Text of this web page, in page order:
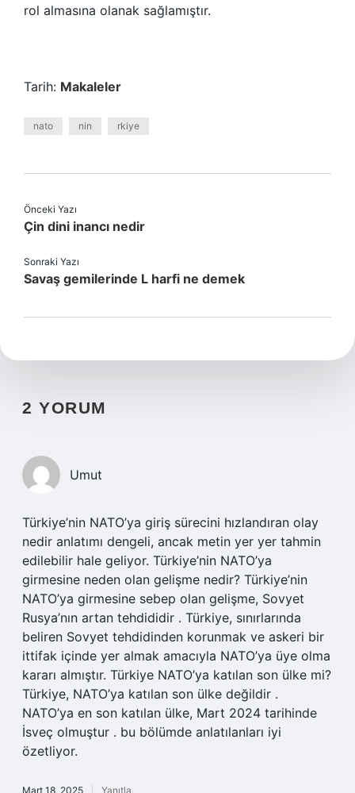
rol almasına olanak sağlamıştır.
Tarih: Makaleler
nato nin rkiye
Önceki Yazı
Çin dini inancı nedir
Sonraki Yazı
Savaş gemilerinde L harfi ne demek
2 YORUM
Umut
Türkiye’nin NATO’ya giriş sürecini hızlandıran olay
nedir anlatımı dengeli, ancak metin yer yer tahmin
edilebilir hale geliyor. Türkiye’nin NATO’ya
girmesine neden olan gelişme nedir? Türkiye’nin
NATO’ya girmesine sebep olan gelişme, Sovyet
Rusya’nın artan tehdididir . Türkiye, sınırlarında
beliren Sovyet tehdidinden korunmak ve askeri bir
ittifak içinde yer almak amacıyla NATO’ya üye olma
kararı almıştır. Türkiye NATO’ya katılan son ülke mi?
Türkiye, NATO’ya katılan son ülke değildir .
NATO’ya en son katılan ülke, Mart 2024 tarihinde
İsveç olmuştur . bu bölümde anlatılanları iyi
özetliyor.
Mart 18, 2025 Yanıtla